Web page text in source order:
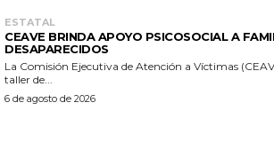
ESTATAL
CEAVE BRINDA APOYO PSICOSOCIAL A
DESAPARECIDOS
La Comisión Ejecutiva de Atención a Víctimas
taller de...
6 de agosto de 2026